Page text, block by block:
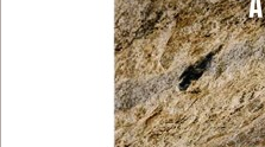
KLETTER-KALENDER